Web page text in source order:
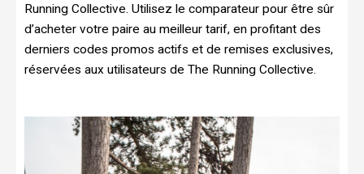
Running Collective. Utilisez le comparateur pour être sûr
d’acheter votre paire au meilleur tarif, en profitant des
derniers codes promos actifs et de remises exclusives,
réservées aux utilisateurs de The Running Collective.